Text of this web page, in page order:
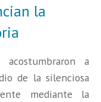
la
acostumbraron a
de la silenciosa
mediante la